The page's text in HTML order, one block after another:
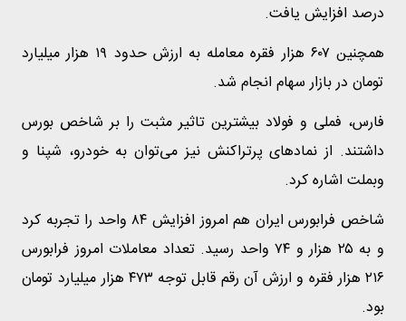
درصد افزایش یافت.
همچنین ۶۰۷ هزار فقره معامله به ارزش حدود ۱۹ هزار میلیارد
تومان در بازار سهام انجام شد.
فارس، فملی و فولاد بیشترین تاثیر مثبت را بر شاخص بورس
داشتند. از نمادهای پرتراکنش نیز می‌توان به خودرو، شپنا و
وبملت اشاره کرد.
شاخص فرابورس ایران هم امروز افزایش ۸۴ واحد را تجربه کرد
و به ۲۵ هزار و ۷۴ واحد رسید. تعداد معاملات امروز فرابورس
۲۱۶ هزار فقره و ارزش آن رقم قابل توجه ۴۷۳ هزار میلیارد تومان
بود.